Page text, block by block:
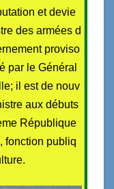
et devie
des armées d
proviso
par le Général
il est de nouv
aux débuts
République
fonction publiq